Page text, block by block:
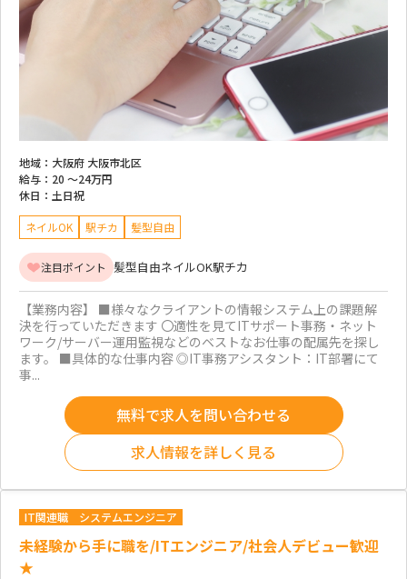
地域： 大阪府 大阪市北区
給与： 20 ～24万円
休日： 土日祝
ネイルOK 駅チカ 髪型自由
注目ポイント 髪型自由ネイルOK駅チカ
【業務内容】 ■様々なクライアントの情報システム上の課題解
決を行っていただきます 〇適性を見てITサポート事務・ネット
ワーク/サーバー運用監視などのベストなお仕事の配属先を探し
ます。 ■具体的な仕事内容 ◎IT事務アシスタント：IT部署にて
事...
無料で求人を問い合わせる
求人情報を詳しく見る
IT関連職 システムエンジニア
未経験から手に職を/ITエンジニア/社会人デビュー歓迎
★